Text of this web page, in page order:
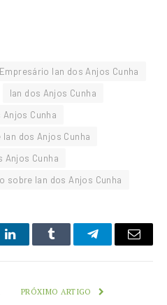
Empresário Ian dos Anjos Cunha
Ian dos Anjos Cunha
Cunha
Ian dos Anjos Cunha
Anjos Cunha
sobre Ian dos Anjos Cunha
LinkedInTumblr TelegramEmail
PRÓXIMO ARTIGO